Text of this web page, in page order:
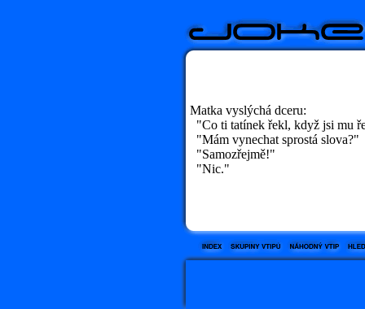
Matka vyslýchá dceru:
"Co ti tatínek řekl, když jsi mu
"Mám vynechat sprostá slova?"
"Samozřejmě!"
"Nic."